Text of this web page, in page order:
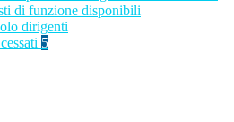
di funzione disponibili
dirigenti
5